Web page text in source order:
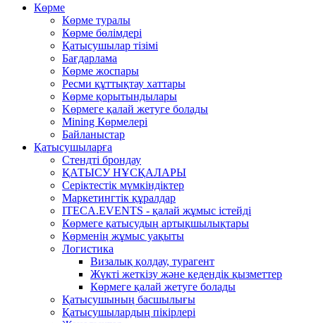
Көрме
Көрме туралы
Көрме бөлімдері
Қатысушылар тізімі
Бағдарлама
Көрме жоспары
Ресми құттықтау хаттары
Көрме қорытындылары
Kөрмеге қалай жетуге болады
Mining Көрмелері
Байланыстар
Қатысушыларға
Стендті брондау
ҚАТЫСУ НҰСҚАЛАРЫ
Серіктестік мүмкіндіктер
Маркетингтік құралдар
ITECA.EVENTS - қалай жұмыс істейді
Көрмеге қатысудың артықшылықтары
Көрменің жұмыс уақыты
Логистика
Визалық қолдау, турагент
Жүкті жеткізу және кедендік қызметтер
Көрмеге қалай жетуге болады
Қатысушының басшылығы
Қатысушылардың пікірлері